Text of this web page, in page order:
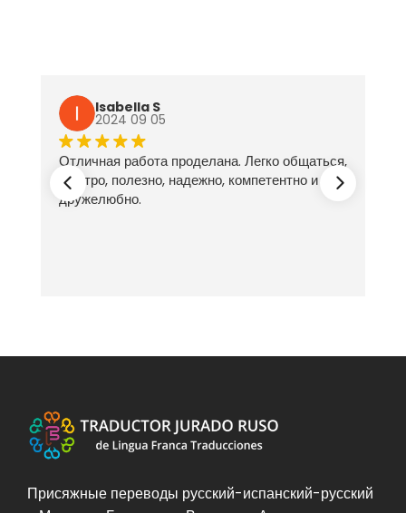
Isabella S
2024 09 05
Отличная работа проделана. Легко общаться,
быстро, полезно, надежно, компетентно и
дружелюбно.
Присяжные переводы русский-испанский-русский